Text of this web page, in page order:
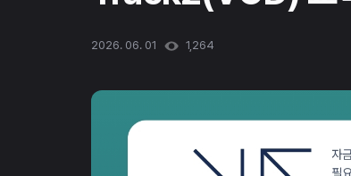
2026. 06. 01 1,264